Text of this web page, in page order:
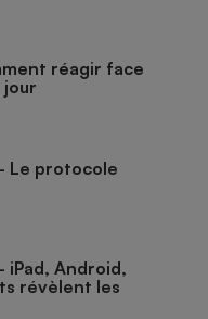
réagir face
jour
Le protocole
Android,
révèlent les